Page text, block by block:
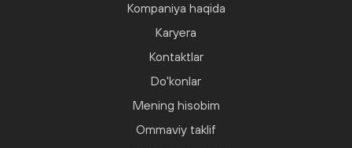
Kompaniya haqida
Karyera
Kontaktlar
Do'konlar
Mening hisobim
Ommaviy taklif